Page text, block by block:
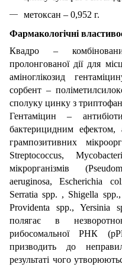
метоксан – 0,952 г.
Фармакологічні
Квадро –
пролонгованої дії для
аміноглікозид
сорбент –
сполуку цинку з
Гентаміцин –
бактерицидним ефектом,
грампозитивних
Streptococcus,
мікрорганізмів
aeruginosa, Escherichia
Serratia spp. , Shigella
Providenta spp., Yersinia
полягає в
рибосомальної РНК
призводить до
результаті чого